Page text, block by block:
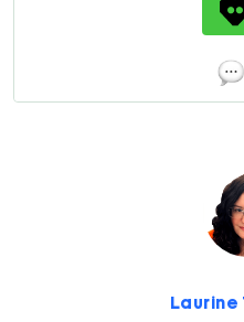
Laurine